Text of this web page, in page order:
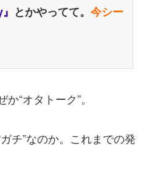
とかやってて。 今シー
“オタトーク”。
チ”なのか。これまでの発